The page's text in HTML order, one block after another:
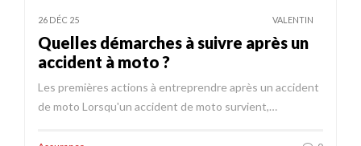
26 DÉC 25 VALENTIN
Quelles démarches à suivre après un
accident à moto ?
Les premières actions à entreprendre après un accident
de moto Lorsqu'un accident de moto survient,…